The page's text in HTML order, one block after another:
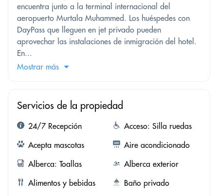
encuentra junto a la terminal internacional del
aeropuerto Murtala Muhammed. Los huéspedes con
DayPass que lleguen en jet privado pueden
aprovechar las instalaciones de inmigración del hotel.
En...
Mostrar más
Servicios de la propiedad
24/7 Recepción
Acceso: Silla ruedas
Acepta mascotas
Aire acondicionado
Alberca: Toallas
Alberca exterior
Alimentos y bebidas
Baño privado